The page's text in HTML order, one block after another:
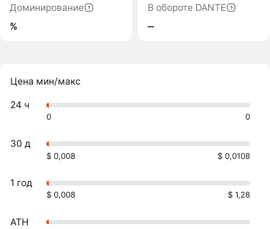
Доминирование
%
В обороте DANTE
‒
Цена мин/макс
24 ч
0 0
30 д
$ 0,008 $ 0,0108
1 год
$ 0,008 $ 1,28
ATH